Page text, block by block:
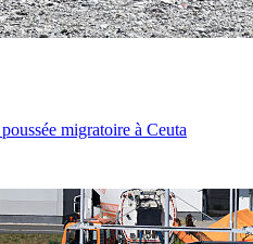
migratoire à Ceuta